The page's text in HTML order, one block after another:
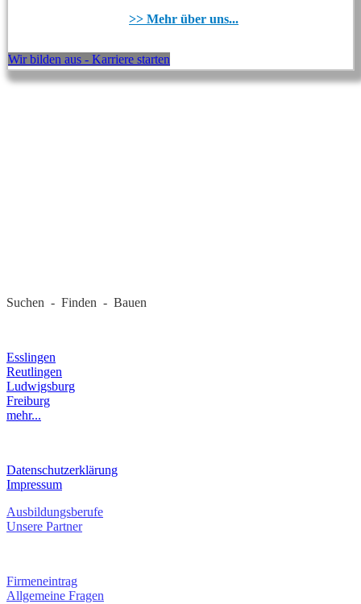
>> Mehr über uns...
Wir bilden aus - Karriere starten
Suchen - Finden - Bauen
Esslingen
Reutlingen
Ludwigsburg
Freiburg
mehr...
Datenschutzerklärung
Impressum
Ausbildungsberufe
Unsere Partner
Firmeneintrag
Allgemeine Fragen